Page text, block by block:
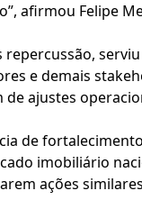
afirmou Felipe
repercussão,
e demais
ajustes
de
imobiliário
ações